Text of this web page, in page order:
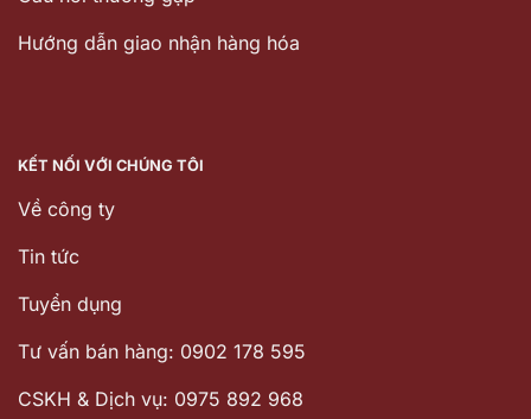
Hướng dẫn giao nhận hàng hóa
KẾT NỐI VỚI CHÚNG TÔI
Về công ty
Tin tức
Tuyển dụng
Tư vấn bán hàng: 0902 178 595
CSKH & Dịch vụ: 0975 892 968